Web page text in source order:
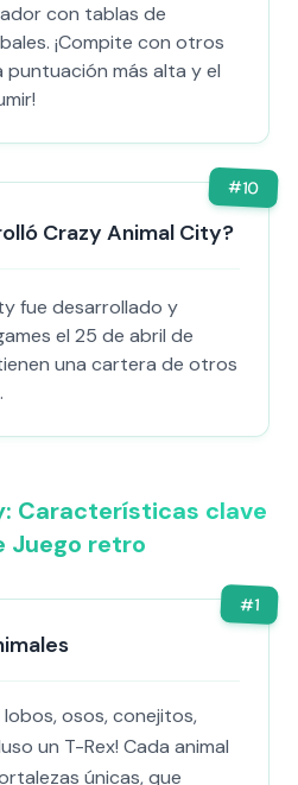
con tablas de
¡Compite con otros
puntuación más alta y el
#10
Crazy Animal City?
fue desarrollado y
el 25 de abril de
una cartera de otros
Características clave
Juego retro
#1
lobos, osos, conejitos,
un T-Rex! Cada animal
únicas, que